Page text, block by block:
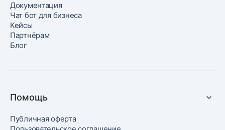
Документация
Чат бот для бизнеса
Кейсы
Партнёрам
Блог
Помощь
Публичная оферта